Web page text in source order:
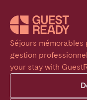
Séjours
gestion
your stay with